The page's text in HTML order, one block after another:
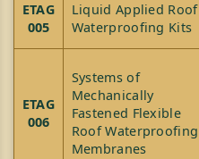
ETAG
005
Liquid Applied Roof
Waterproofing Kits
ETAG
006
Systems of
Mechanically
Fastened Flexible
Roof Waterproofing
Membranes